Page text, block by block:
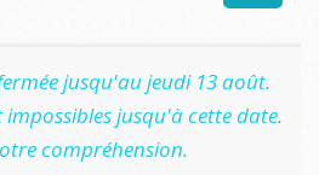
jusqu'au jeudi 13 août.
jusqu'à cette date.
compréhension.